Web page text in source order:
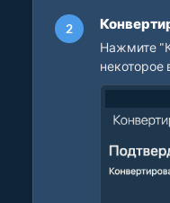
Нажмите
некоторое